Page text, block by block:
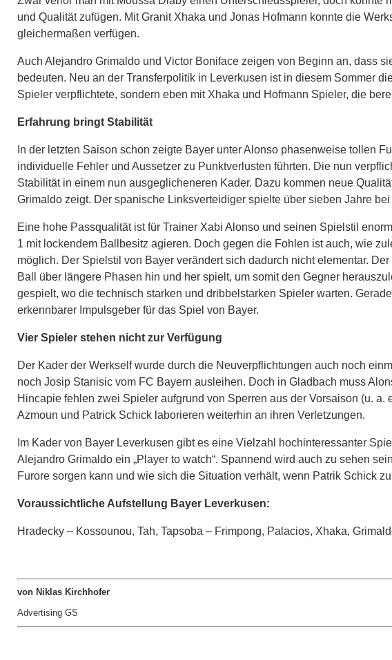
und Qualität zufügen. Mit Granit Xhaka und Jonas Hofmann konnte die
gleichermaßen verfügen.
Auch Alejandro Grimaldo und Victor Boniface zeigen von Beginn an, dass
bedeuten. Neu an der Transferpolitik in Leverkusen ist in diesem Sommer
Spieler verpflichtete, sondern eben mit Xhaka und Hofmann Spieler, die
Erfahrung bringt Stabilität
In der letzten Saison schon zeigte Bayer unter Alonso phasenweise tollen
individuelle Fehler und Aussetzer zu Punktverlusten führten. Die nun
Stabilität in einem nun ausgeglicheneren Kader. Dazu kommen neue
Grimaldo zeigt. Der spanische Linksverteidiger spielte über sieben Jahre
Eine hohe Passqualität ist für Trainer Xabi Alonso und seinen Spielstil
1 mit lockendem Ballbesitz agieren. Doch gegen die Fohlen ist auch, wie
möglich. Der Spielstil von Bayer verändert sich dadurch nicht elementar.
Ball über längere Phasen hin und her spielt, um somit den Gegner
gespielt, wo die technisch starken und dribbelstarken Spieler warten.
erkennbarer Impulsgeber für das Spiel von Bayer.
Vier Spieler stehen nicht zur Verfügung
Der Kader der Werkself wurde durch die Neuverpflichtungen auch noch
noch Josip Stanisic vom FC Bayern ausleihen. Doch in Gladbach muss
Hincapie fehlen zwei Spieler aufgrund von Sperren aus der Vorsaison (u.
Azmoun und Patrick Schick laborieren weiterhin an ihren Verletzungen.
Im Kader von Bayer Leverkusen gibt es eine Vielzahl hochinteressanter
Alejandro Grimaldo ein „Player to watch“. Spannend wird auch zu sehen
Furore sorgen kann und wie sich die Situation verhält, wenn Patrik Schick
Voraussichtliche Aufstellung Bayer Leverkusen:
Hradecky – Kossounou, Tah, Tapsoba – Frimpong, Palacios, Xhaka,
von Niklas Kirchhofer
Advertising GS